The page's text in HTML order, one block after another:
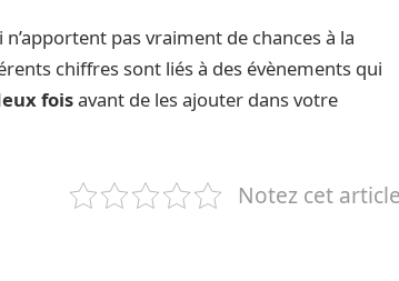
n’apportent pas vraiment de chances à la
chiffres sont liés à des évènements qui
foisavant de les ajouter dans votre
Notez cet article